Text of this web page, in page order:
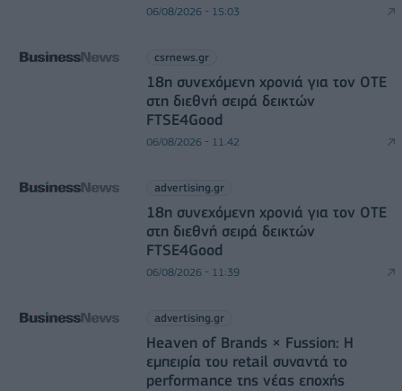
06/08/2026 - 15:03
csrnews.gr
18η συνεχόμενη χρονιά για τον ΟΤΕ
στη διεθνή σειρά δεικτών
FTSE4Good
06/08/2026 - 11:42
advertising.gr
18η συνεχόμενη χρονιά για τον ΟΤΕ
στη διεθνή σειρά δεικτών
FTSE4Good
06/08/2026 - 11:39
advertising.gr
Heaven of Brands × Fussion: Η
εμπειρία του retail συναντά το
performance της νέας εποχής